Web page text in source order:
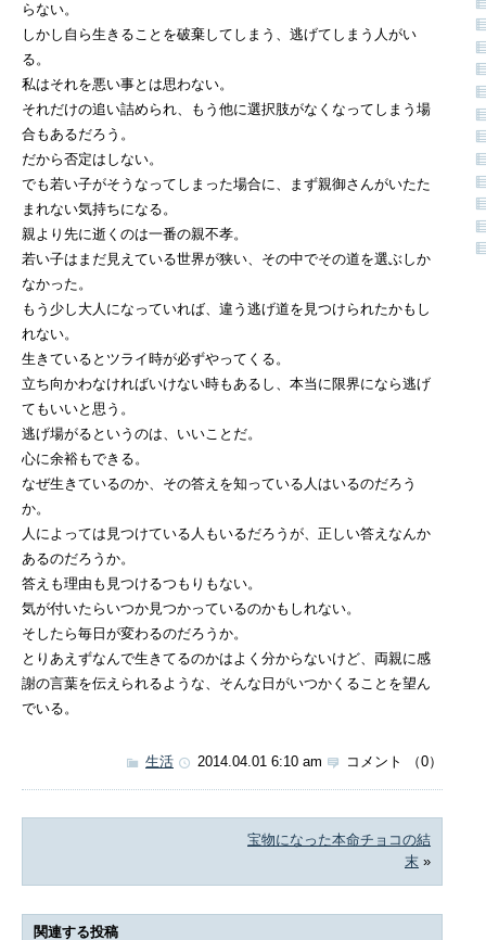
らない。
しかし自ら生きることを破棄してしまう、逃げてしまう人がい
る。
私はそれを悪い事とは思わない。
それだけの追い詰められ、もう他に選択肢がなくなってしまう場
合もあるだろう。
だから否定はしない。
でも若い子がそうなってしまった場合に、まず親御さんがいたた
まれない気持ちになる。
親より先に逝くのは一番の親不孝。
若い子はまだ見えている世界が狭い、その中でその道を選ぶしか
なかった。
もう少し大人になっていれば、違う逃げ道を見つけられたかもし
れない。
生きているとツライ時が必ずやってくる。
立ち向かわなければいけない時もあるし、本当に限界になら逃げ
てもいいと思う。
逃げ場がるというのは、いいことだ。
心に余裕もできる。
なぜ生きているのか、その答えを知っている人はいるのだろう
か。
人によっては見つけている人もいるだろうが、正しい答えなんか
あるのだろうか。
答えも理由も見つけるつもりもない。
気が付いたらいつか見つかっているのかもしれない。
そしたら毎日が変わるのだろうか。
とりあえずなんで生きてるのかはよく分からないけど、両親に感
謝の言葉を伝えられるような、そんな日がいつかくることを望ん
でいる。
生活 2014.04.01 6:10 am コメント （0）
宝物になった本命チョコの結
末 »
関連する投稿